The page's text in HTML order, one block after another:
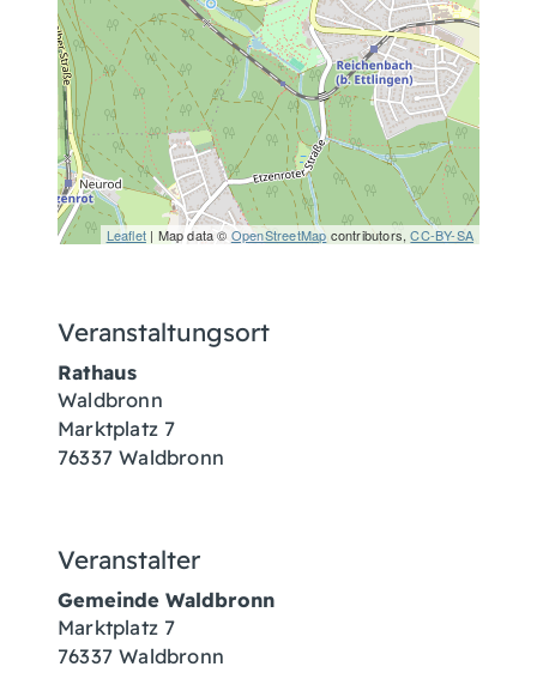
Leaflet| Map data © OpenStreetMap contributors,CC-BY-SA
Veranstaltungsort
Rathaus
Waldbronn
Marktplatz 7
76337 Waldbronn
Veranstalter
Gemeinde Waldbronn
Marktplatz 7
76337 Waldbronn